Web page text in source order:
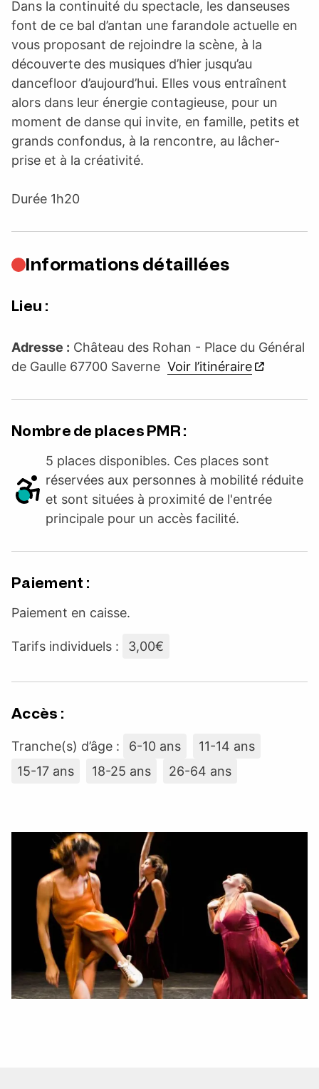
Dans la continuité du spectacle, les danseuses
font de ce bal d’antan une farandole actuelle en
vous proposant de rejoindre la scène, à la
découverte des musiques d’hier jusqu’au
dancefloor d’aujourd’hui. Elles vous entraînent
alors dans leur énergie contagieuse, pour un
moment de danse qui invite, en famille, petits et
grands confondus, à la rencontre, au lâcher-
prise et à la créativité.
Durée 1h20
Informations détaillées
Lieu :
Adresse : Château des Rohan - Place du Général
de Gaulle 67700 Saverne Voir l’itinéraire
Nombre de places PMR :
5 places disponibles. Ces places sont
réservées aux personnes à mobilité réduite
et sont situées à proximité de l'entrée
principale pour un accès facilité.
Paiement :
Paiement en caisse.
Tarifs individuels : 3,00€
Accès :
Tranche(s) d’âge : 6-10 ans
11-14 ans
15-17 ans
18-25 ans 26-64 ans